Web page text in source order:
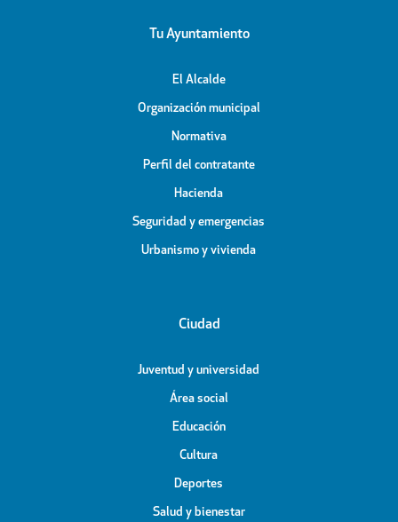
Tu Ayuntamiento
El Alcalde
Organización municipal
Normativa
Perfil del contratante
Hacienda
Seguridad y emergencias
Urbanismo y vivienda
Ciudad
Juventud y universidad
Área social
Educación
Cultura
Deportes
Salud y bienestar